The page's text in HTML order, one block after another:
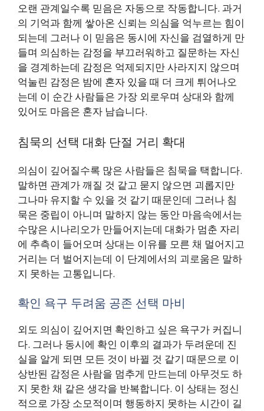
오랜 관계일수록 믿음은 자동으로 작동합니다. 과거
의 기억과 함께 쌓아온 신뢰는 의심을 억누르는 힘이
되는데 그러나 이 믿음은 동시에 자신을 검열하게 만
들며 의심하는 감정을 부끄러워하고 질문하는 자신
을 경계하는데 감정은 억제되지만 사라지지 않으며
억눌린 감정은 밤에 혼자 있을 때 더 크게 튀어나오
는데 이 순간 사람들은 가장 외로우며 상대와 함께
있어도 마음은 혼자 남습니다.
침묵의 선택 대화 단절 거리 확대
의심이 깊어질수록 많은 사람들은 침묵을 택합니다.
말하면 관계가 깨질 것 같고 묻지 않으면 괴롭지만
그나마 유지할 수 있을 것 같기 때문인데 그러나 침
묵은 중립이 아니며 말하지 않는 동안 마음속에서는
수많은 시나리오가 만들어지는데 대화가 멈춘 자리
에 추측이 들어오며 상대는 이유를 모른 채 멀어지고
거리는 더 벌어지는데 이 단계에서의 괴로움은 말하
지 못하는 고통입니다.
확인 욕구 두려움 공존 선택 마비
외도 의심이 깊어지면 확인하고 싶은 욕구가 커집니
다. 그러나 동시에 확인 이후의 결과가 두려운데 진
실을 알게 되면 모든 것이 바뀔 것 같기 때문으로 이
상반된 감정은 사람을 멈추게 만드는데 아무것도 하
지 못한 채 같은 생각을 반복합니다. 이 상태는 정신
적으로 가장 소모적이며 행동하지 못하는 시간이 길